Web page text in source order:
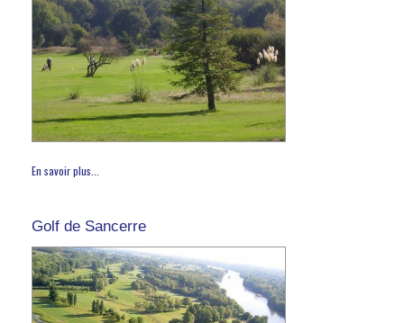
En savoir plus...
Golf de Sancerre